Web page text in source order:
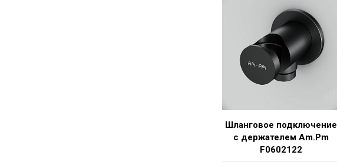
Шланговое подключение
с держателем Am.Pm
F0602122